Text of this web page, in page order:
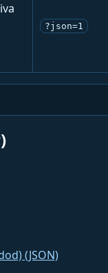
?json=1
(JSON)